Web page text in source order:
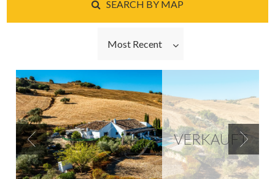
Most Recent
SEARCH BY MAP
VERKAUFT
Previous Next